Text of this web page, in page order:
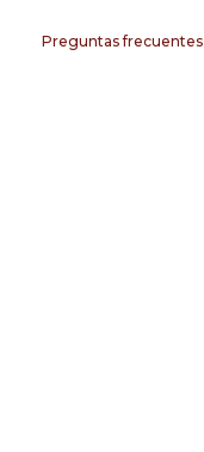
Preguntas frecuentes